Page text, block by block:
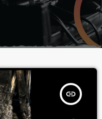
insert_link